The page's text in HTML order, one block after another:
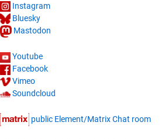
Instagram
Bluesky
Mastodon
Youtube
Facebook
Vimeo
Soundcloud
public Element/Matrix Chat room